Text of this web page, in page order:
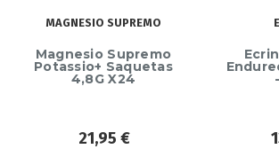
MAGNESIO SUPREMO
Magnesio Supremo
Potassio+ Saquetas
4,8G X24
21,95€